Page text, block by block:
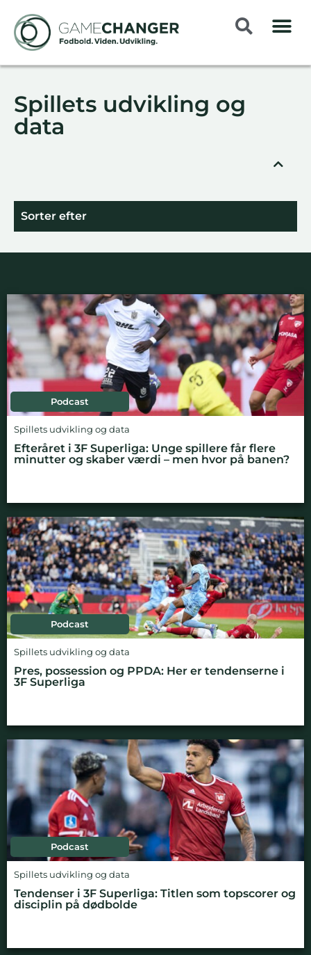
Spillets udvikling og
data
Sorter efter
Podcast
Spillets udvikling og data
Efteråret i 3F Superliga: Unge spillere får flere
minutter og skaber værdi – men hvor på banen?
Podcast
Spillets udvikling og data
Pres, possession og PPDA: Her er tendenserne i
3F Superliga
Podcast
Spillets udvikling og data
Tendenser i 3F Superliga: Titlen som topscorer og
disciplin på dødbolde